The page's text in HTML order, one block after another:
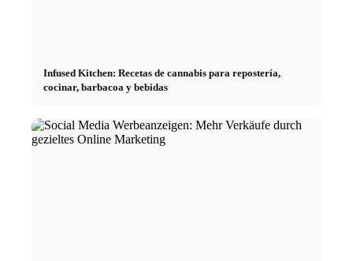
Infused Kitchen: Recetas de cannabis para repostería,
cocinar, barbacoa y bebidas